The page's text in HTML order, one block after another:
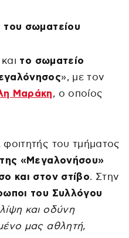
σωματείου
το σωματείο
», με τον
Μαράκη, ο οποίος
του τμήματος
«Μεγαλονήσου»
και στον στίβο. Στην
του Συλλόγου
και οδύνη
μας αθλητή,